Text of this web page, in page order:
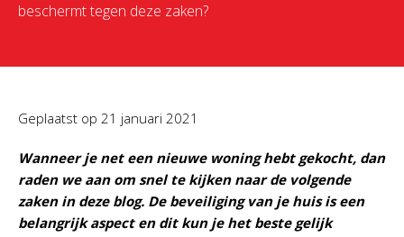
beschermt tegen deze zaken?
Geplaatst op 21 januari 2021
Wanneer je net een nieuwe woning hebt gekocht, dan
raden we aan om snel te kijken naar de volgende
zaken in deze blog. De beveiliging van je huis is een
belangrijk aspect en dit kun je het beste gelijk